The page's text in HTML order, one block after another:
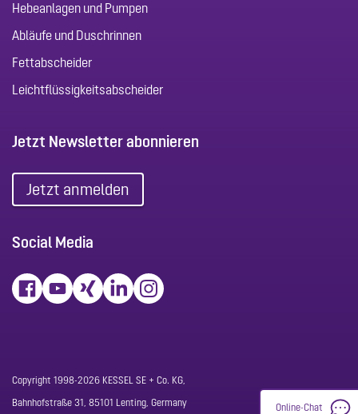
Hebeanlagen und Pumpen
Abläufe und Duschrinnen
Fettabscheider
Leichtflüssigkeitsabscheider
Jetzt Newsletter abonnieren
Jetzt anmelden
Social Media
Copyright 1998-2026 KESSEL SE + Co. KG,
Bahnhofstraße 31, 85101 Lenting, Germany
Online-Chat